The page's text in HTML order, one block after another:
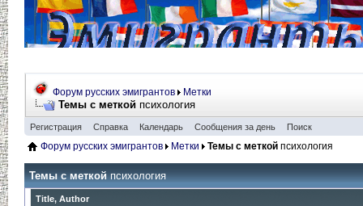
Форум русских эмигрантов Метки
Темы с меткой психология
Регистрация Справка Календарь Сообщения за день Поиск
Форум русских эмигрантов Метки Темы с меткой психология
Темы с меткойпсихология
Title, Author